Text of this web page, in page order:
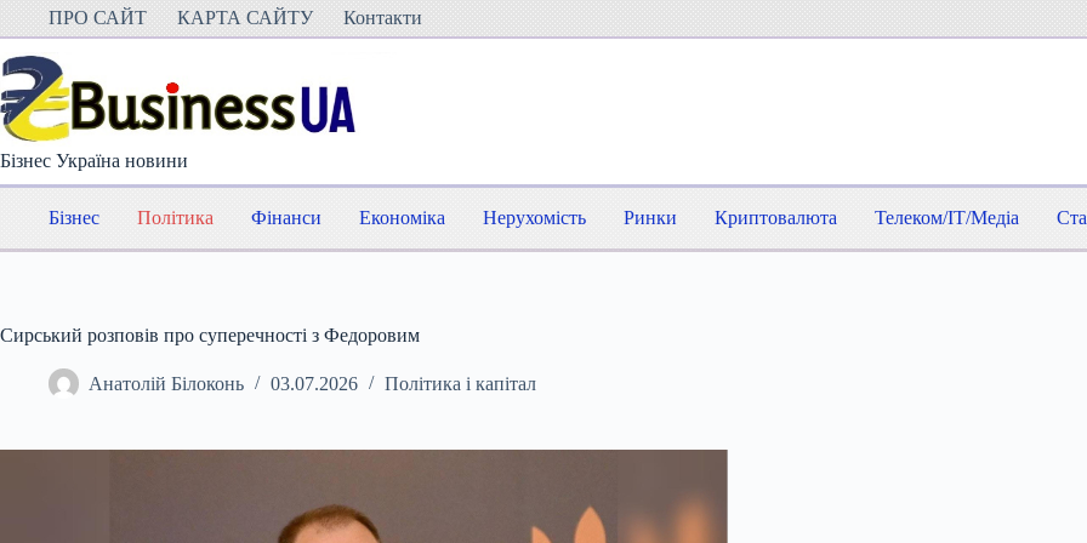
Перейти
вмісту
ПРО САЙТ КАРТА САЙТУ Контакти
Бізнес Україна новини
Бізнес Політика Фінанси Економіка Нерухомість Ринки Криптовалюта Телеком/IT/Медіа
Сирський розповів про суперечності з Федоровим
Анатолій Білоконь 03.07.2026 Політика і капітал